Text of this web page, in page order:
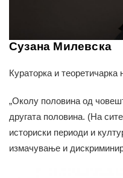
Сузана Милевска
Кураторка и
„Околу половина од
другата половина. (На
историски периоди и
измачување и